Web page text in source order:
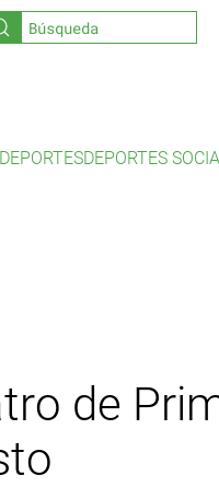
DEPORTESDEPORTES
de